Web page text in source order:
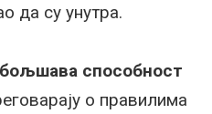
да су унутра.
способност
о правилима